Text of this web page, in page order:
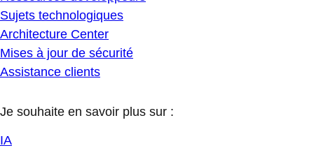
Sujets technologiques
Architecture Center
Mises à jour de sécurité
Assistance clients
Je souhaite en savoir plus sur :
IA